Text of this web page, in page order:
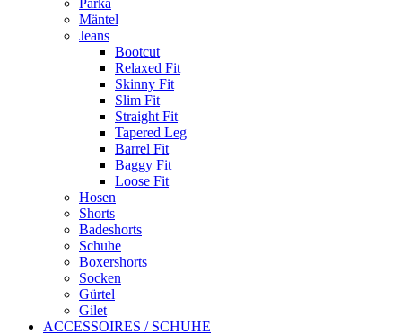
Parka
Mäntel
Jeans
Bootcut
Relaxed Fit
Skinny Fit
Slim Fit
Straight Fit
Tapered Leg
Barrel Fit
Baggy Fit
Loose Fit
Hosen
Shorts
Badeshorts
Schuhe
Boxershorts
Socken
Gürtel
Gilet
ACCESSOIRES / SCHUHE